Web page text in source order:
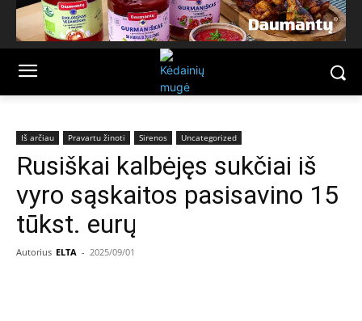
Iš arčiau Pravartu žinoti Sirenos Uncategorized
Rusiškai kalbėjęs sukčiai iš
vyro sąskaitos pasisavino 15
tūkst. eurų
Autorius ELTA - 2025/09/01